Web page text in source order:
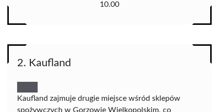
10.00
2. Kaufland
Kaufland zajmuje drugie miejsce wśród sklepów
spożywczych w Gorzowie Wielkopolskim, co